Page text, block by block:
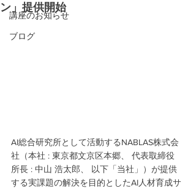
講座のお知らせ
ブログ
ン」提供開始
AI総合研究所として活動するNABLAS株式会
社（本社 : 東京都文京区本郷、 代表取締役
所長 : 中山 浩太郎、 以下「当社」）が提供
する実課題の解決を目的としたAI人材育成サ